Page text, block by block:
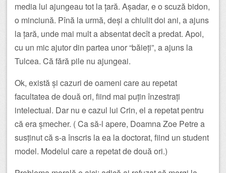
media lui ajungeau tot la țară. Așadar, e o scuză bidon,
o minciună. Pînă la urmă, deși a chiulit doi ani, a ajuns
la țară, unde mai mult a absentat decît a predat. Apoi,
cu un mic ajutor din partea unor “băieți”, a ajuns la
Tulcea. Că fără pile nu ajungeai.
Ok, există și cazuri de oameni care au repetat
facultatea de două ori, fiind mai puțin înzestrați
intelectual. Dar nu e cazul lui Crin, el a repetat pentru
că era șmecher. ( Ca să-l apere, Doamna Zoe Petre a
susținut că s-a înscris la ea la doctorat, fiind un student
model. Modelul care a repetat de două ori.)